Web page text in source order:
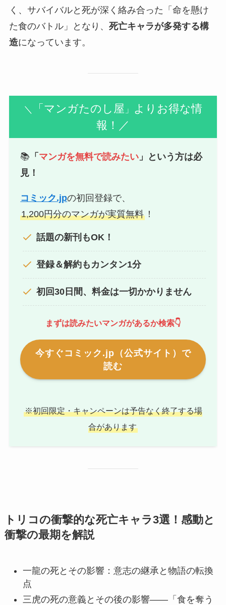
く、 サバイバルと死が深く絡み合った「命を懸け
た食のバトル」
となり、 死亡キャラが多発する構
造になっています。
＼ 「マンガたのし屋 」 よりお得な情
報！／
📚 「 マンガを無料で読みたい 」という方は必
見！
コミック.jpの初回登録で、
1,200円分のマンガが実質無料 ！
話題の新刊もOK！
登録＆解約もカンタン1分
初回30日間、料金は一切かかりません
まずは読みたいマンガがあるか検索👇
今すぐコミック.jp（公式サイト）で
読む
※初回限定・キャンペーンは予告なく終了する場
合があります
トリコの衝撃的な死亡キャラ3選！感動と
衝撃の最期を解説
一龍の死とその影響：意志の継承と物語の転換
点
三虎の死の意義とその後の影響――「食を奪う